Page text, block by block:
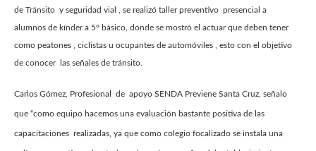
de Tránsito y seguridad vial , se realizó taller preventivo presencial a
alumnos de kínder a 5° básico, donde se mostró el actuar que deben tener
como peatones , ciclistas u ocupantes de automóviles , esto con el objetivo
de conocer las señales de tránsito.
Carlos Gómez, Profesional de apoyo SENDA Previene Santa Cruz, señalo
que “como equipo hacemos una evaluación bastante positiva de las
capacitaciones realizadas, ya que como colegio focalizado se instala una